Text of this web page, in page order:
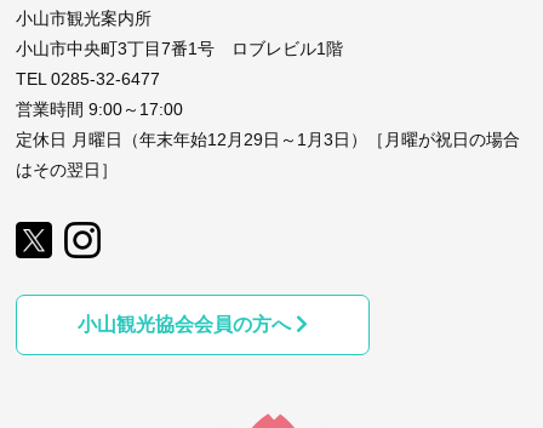
小山市観光案内所
小山市中央町3丁目7番1号 ロブレビル1階
TEL 0285-32-6477
営業時間 9:00～17:00
定休日 月曜日（年末年始12月29日～1月3日）［月曜が祝日の場合
はその翌日］
小山観光協会会員の方へ